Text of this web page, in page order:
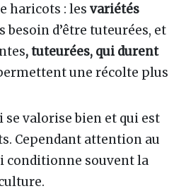
haricots : les variétés
besoin d’être tuteurées, et
, tuteurées, qui durent
une récolte plus
se valorise bien et qui est
Cependant attention au
conditionne souvent la